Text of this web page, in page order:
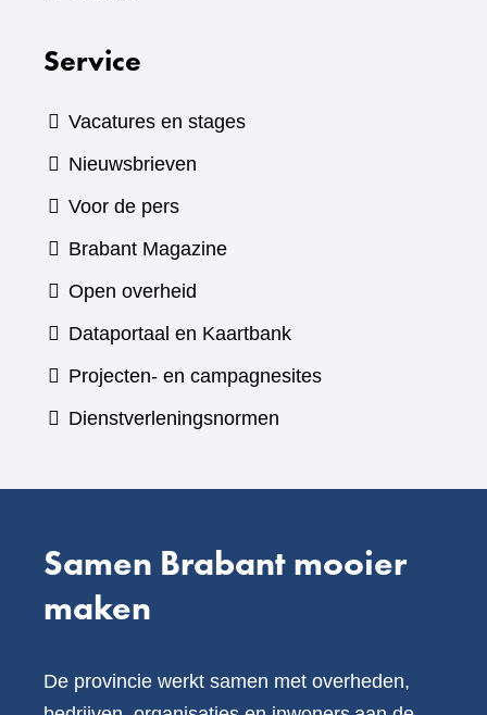
Service
Vacatures en stages
Nieuwsbrieven
Voor de pers
Brabant Magazine(verwijst
andere
website)
Open overheid
Dataportaal en Kaartbank(verwijst
naar
Projecten- en campagnesites
Dienstverleningsnormen
Samen Brabant mooier
maken
De provincie werkt samen met overheden,